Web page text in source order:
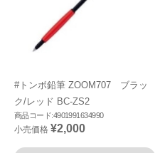
#トンボ鉛筆 ZOOM707 ブラッ
ク/レッド BC-ZS2
商品コード:4901991634990
小売価格 ¥2,000